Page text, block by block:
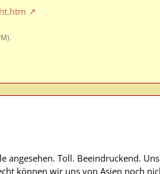
).
angesehen. Toll. Beeindruckend.
können wir uns von Asien noch